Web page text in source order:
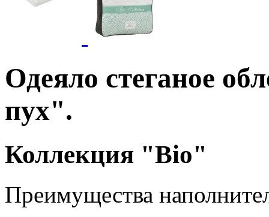
Одеяло стеганое
пух".
Коллекция "Bio"
Преимущества